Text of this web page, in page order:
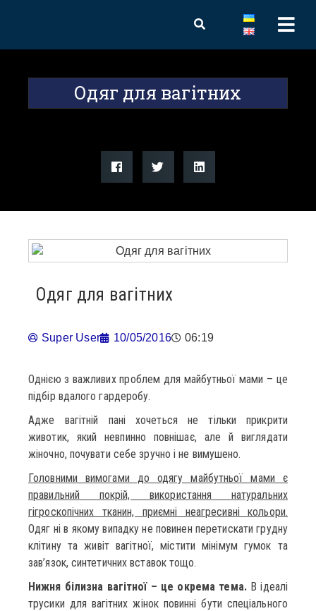
Одяг для вагітних
Одяг для вагітних
Super User 10/05/2016 06:19
Однією з важливих проблем для майбутньої мами – це
підбір вдалого гардеробу.
Адже вагітній пані хочеться не тільки прикрити
животик, який невпинно повнішає, але й виглядати
жіночно, почувати себе зручно і не вимушено.
Головними вимогами до одягу майбутньої мами є
правильний покрій, використання натуральних
гігроскопічних тканин, приємні неагресивні кольори.
Одяг ні в якому випадку не повинен перетискати грудну
клітину та живіт вагітної, містити мінімум гумок та
зав’язок, синтетичних вставок тощо.
Нижня білизна вагітної – це окрема тема.В ідеалі
трусики для вагітних жінок повинні бути спеціального